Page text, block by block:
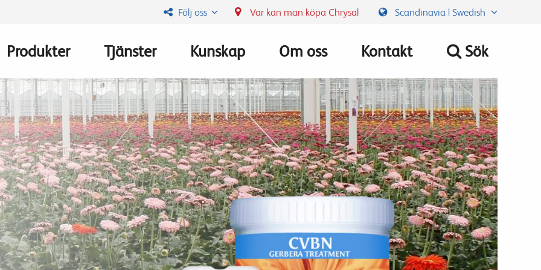
Följ oss Var kan man köpa Chrysal Scandinavia | Swedish
Main
navigation
Produkter Tjänster Kunskap Om oss Kontakt Sök